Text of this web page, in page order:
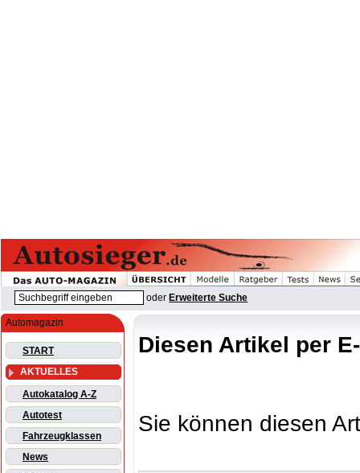
oder Erweiterte Suche
Automagazin
START
AKTUELLES
Autokatalog A-Z
Autotest
Fahrzeugklassen
News
Diesen Artikel per
Sie können diesen